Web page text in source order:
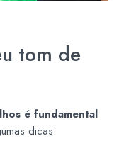
tom de
é fundamental
dicas: